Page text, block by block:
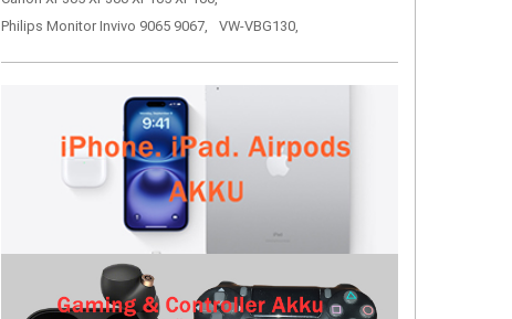
Philips Monitor Invivo 9065 9067,
VW-VBG130,